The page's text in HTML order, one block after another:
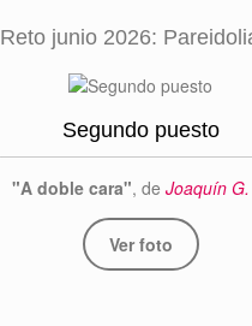
Reto junio 2026:
Segundo puesto
"A doble cara", de Joaquín G.
Ver foto